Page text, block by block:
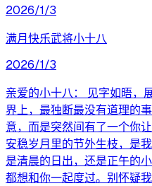
2026/1/3
满月快乐武将小十八
2026/1/3
亲爱的小十八： 见字如晤，
界上，最独断最没有道理的
意，而是突然间有了一个你
安稳岁月里的节外生枝，是
是清晨的日出，还是正午的
都想和你一起度过。别怀疑